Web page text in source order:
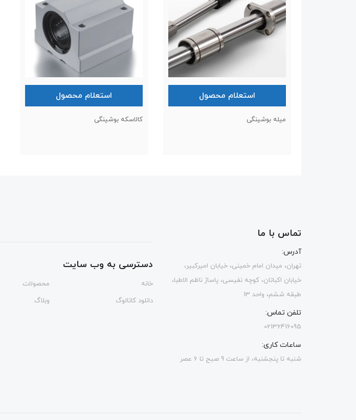
استعلام محصول
میله بوشینگی
استعلام محصول
کالاسکه بوشینگی
تماس با ما
آدرس:
تهران، میدان امام خمینی، خیابان امیرکبیر،
خیابان اکباتان، کوچه نفیسی، پاساژ ناظم الاطبا،
طبقه ششم، واحد 13
تلفن تماس:
02136416095
ساعات کاری:
شنبه تا پنجشنبه، از ساعت 9 صبح تا 6 عصر
دسترسی به وب سایت
خانه
محصولات
دانلود کاتالوگ
وبلاگ